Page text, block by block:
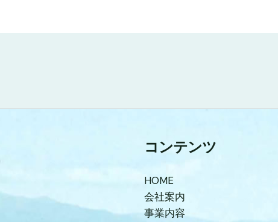
コンテンツ
HOME
会社案内
事業内容